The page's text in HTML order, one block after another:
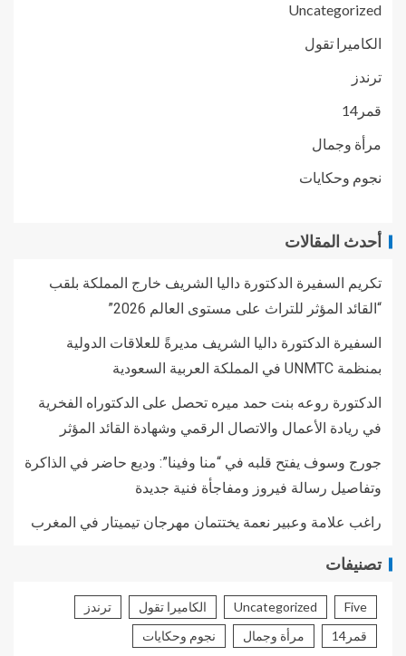
Uncategorized
الكاميرا تقول
ترندز
قمر14
مرأة وجمال
نجوم وحكايات
أحدث المقالات
تكريم السفيرة الدكتورة داليا الشريف خارج المملكة بلقب
“القائد المؤثر للتراث على مستوى العالم 2026”
السفيرة الدكتورة داليا الشريف مديرةً للعلاقات الدولية
بمنظمة UNMTC في المملكة العربية السعودية
الدكتورة روعه بنت حمد ميره تحصل على الدكتوراه الفخرية
في ريادة الأعمال والاتصال الرقمي وشهادة القائد المؤثر
جورج وسوف يفتح قلبه في “منا وفينا”: وديع حاضر في الذاكرة
وتفاصيل رسالة فيروز ومفاجأة فنية جديدة
راغب علامة وعبير نعمة يختتمان مهرجان تيميتار في المغرب
تصنيفات
Five
Uncategorized الكاميرا تقول
ترندز
قمر14
مرأة وجمال نجوم وحكايات